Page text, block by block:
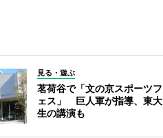
見る・遊ぶ
茗荷谷で「文の京スポーツフ
ェス」 巨人軍が指導、東大
生の講演も